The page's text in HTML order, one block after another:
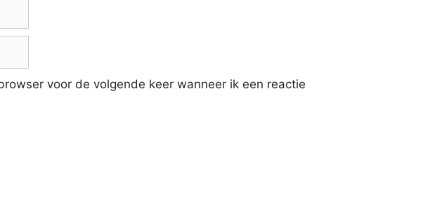
voor de volgende keer wanneer ik een reactie